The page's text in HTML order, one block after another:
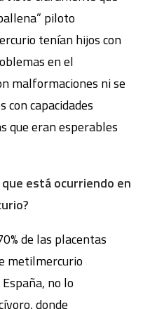
piloto
tenían hijos con
en el
malformaciones ni se
con capacidades
que eran esperables
que está ocurriendo en
de las placentas
metilmercurio
no lo
donde